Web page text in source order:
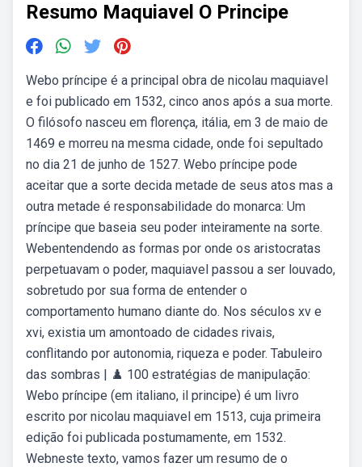
Resumo Maquiavel O Principe
Webo príncipe é a principal obra de nicolau maquiavel
e foi publicado em 1532, cinco anos após a sua morte.
O filósofo nasceu em florença, itália, em 3 de maio de
1469 e morreu na mesma cidade, onde foi sepultado
no dia 21 de junho de 1527. Webo príncipe pode
aceitar que a sorte decida metade de seus atos mas a
outra metade é responsabilidade do monarca: Um
príncipe que baseia seu poder inteiramente na sorte.
Webentendendo as formas por onde os aristocratas
perpetuavam o poder, maquiavel passou a ser louvado,
sobretudo por sua forma de entender o
comportamento humano diante do. Nos séculos xv e
xvi, existia um amontoado de cidades rivais,
conflitando por autonomia, riqueza e poder. Tabuleiro
das sombras | ♟️ 100 estratégias de manipulação:
Webo príncipe (em italiano, il principe) é um livro
escrito por nicolau maquiavel em 1513, cuja primeira
edição foi publicada postumamente, em 1532.
Webneste texto, vamos fazer um resumo de o